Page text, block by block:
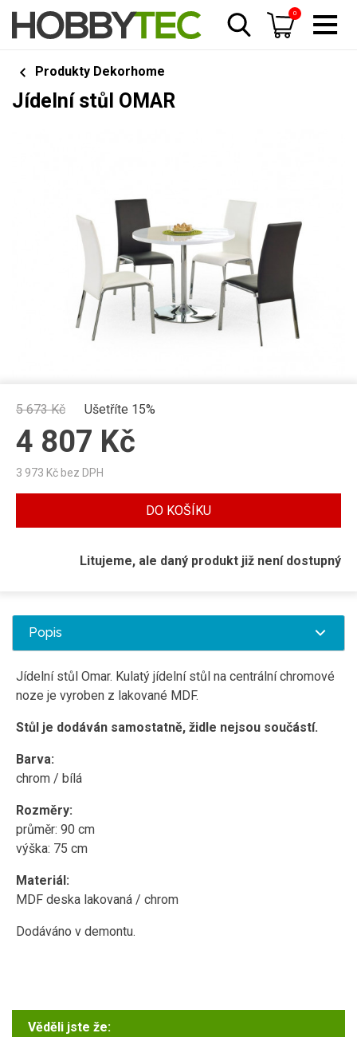
0
Produkty Dekorhome
Jídelní stůl OMAR
5 673Kč Ušetříte 15%
4 807 Kč
3 973 Kč bez DPH
DO KOŠÍKU
Litujeme, ale daný produkt již není dostupný
Popis
Jídelní stůl Omar. Kulatý jídelní stůl na centrální chromové
noze je vyroben z lakované MDF.
Stůl je dodáván samostatně, židle nejsou součástí.
Barva:
chrom / bílá
Rozměry:
průměr: 90 cm
výška: 75 cm
Materiál:
MDF deska lakovaná / chrom
Dodáváno v demontu.
Věděli jste že: